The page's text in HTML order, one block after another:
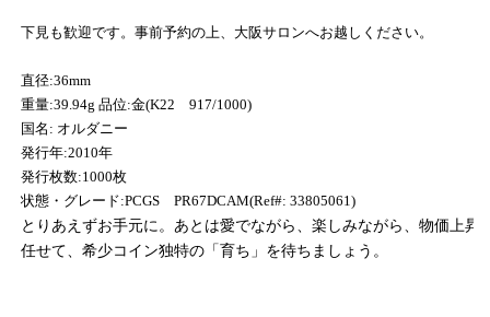
下見も歓迎です。事前予約の上、大阪サロンへお越しください。
直径:36mm
重量:39.94g 品位:金(K22 917/1000)
国名: オルダニー
発行年:2010年
発行枚数:1000枚
状態・グレード:PCGS PR67DCAM(Ref#: 33805061)
とりあえずお手元に。あとは愛でながら、楽しみながら、物価上昇
任せて、希少コイン独特の「育ち」を待ちましょう。